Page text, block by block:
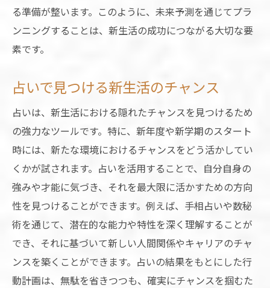
占いを日常に取り入れる方法
運勢に基づく生活の改善策
人生の質を高める占いの活用法
新生活を充実させる占いの実践法
占いで新生活を楽しむための実用的なアドバイ
ス
占いがもたらすリフレッシュ効果
新生活をより楽しむための占い活用法
占いを使ったストレス解消のヒント
新たな趣味や興味を占いで見つける方法
占いで人生を豊かにする小さなステップ
る準備が整います。このように、未来予測を通じてプラ
ンニングすることは、新生活の成功につながる大切な要
素です。
占いで見つける新生活のチャンス
占いは、新生活における隠れたチャンスを見つけるため
の強力なツールです。特に、新年度や新学期のスタート
時には、新たな環境におけるチャンスをどう活かしてい
くかが試されます。占いを活用することで、自分自身の
強みや才能に気づき、それを最大限に活かすための方向
性を見つけることができます。例えば、手相占いや数秘
術を通じて、潜在的な能力や特性を深く理解することが
でき、それに基づいて新しい人間関係やキャリアのチャ
ンスを築くことができます。占いの結果をもとにした行
動計画は、無駄を省きつつも、確実にチャンスを掴むた